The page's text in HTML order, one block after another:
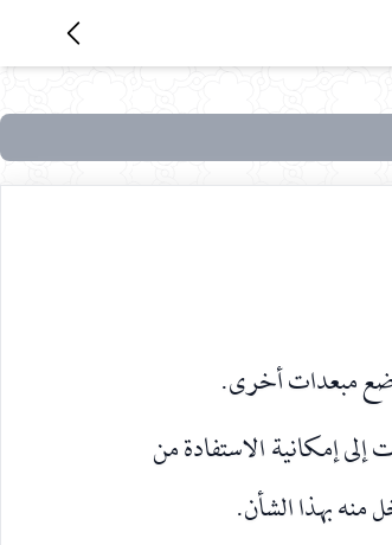
مبعدات أخرى.
إلى إمكانية الاستفادة من
منه بهذا الشأن.